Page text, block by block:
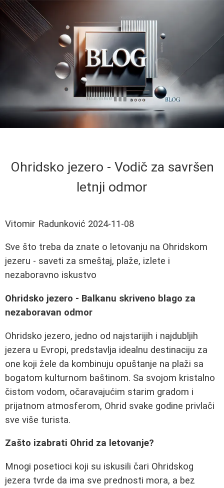
Ohridsko jezero - Vodič za savršen
letnji odmor
Vitomir Radunković 2024-11-08
Sve što treba da znate o letovanju na Ohridskom
jezeru - saveti za smeštaj, plaže, izlete i
nezaboravno iskustvo
Ohridsko jezero - Balkanu skriveno blago za
nezaboravan odmor
Ohridsko jezero, jedno od najstarijih i najdubljih
jezera u Evropi, predstavlja idealnu destinaciju za
one koji žele da kombinuju opuštanje na plaži sa
bogatom kulturnom baštinom. Sa svojom kristalno
čistom vodom, očaravajućim starim gradom i
prijatnom atmosferom, Ohrid svake godine privlači
sve više turista.
Zašto izabrati Ohrid za letovanje?
Mnogi posetioci koji su iskusili čari Ohridskog
jezera tvrde da ima sve prednosti mora, a bez